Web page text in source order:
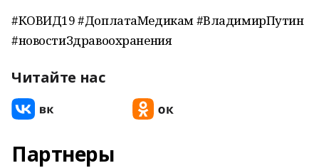
#КОВИД19 #ДоплатаМедикам #ВладимирПутин
#новостиЗдравоохранения
Читайте нас
Партнеры